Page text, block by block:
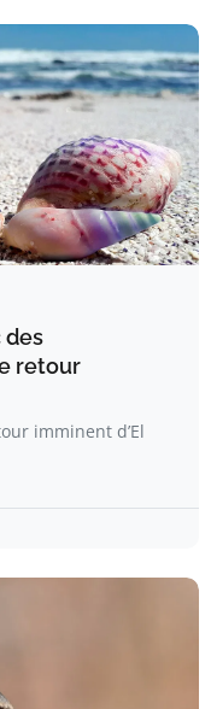
des
retour
imminent d’El